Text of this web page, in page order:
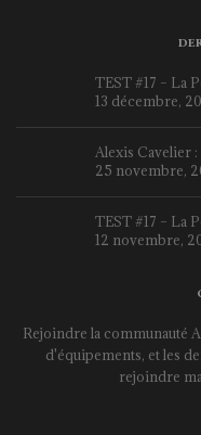
TEST #17 – La
13 décembre,
Alexis Cavelier
25 novembre,
TEST #17 – La
12 novembre,
Rejoindre la communauté
d'équipements, et les
rejoindre